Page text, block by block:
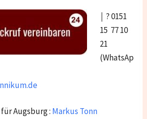
￨ ? 0151
15 77 10
21
(WhatsAp
Augsburg : Markus Tonn